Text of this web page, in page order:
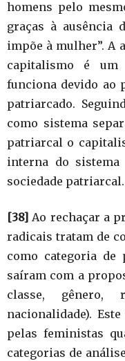
homens pelo
graças à ausência
impõe à mulher”. A
capitalismo é um
funciona devido ao
patriarcado.
como sistema
patriarcal o
interna do sistema
sociedade patriarcal.
[38] Ao rechaçar a
radicais tratam de
como categoria de
saíram com a
classe, gênero,
nacionalidade).
pelas feministas
categorias de